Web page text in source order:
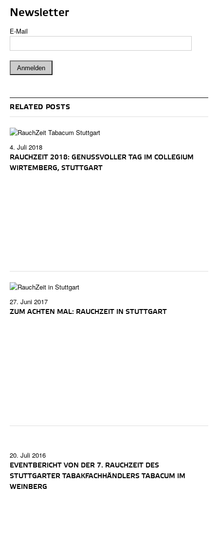
Newsletter
E-Mail
RELATED POSTS
4. Juli 2018
RAUCHZEIT 2018: GENUSSVOLLER TAG IM COLLEGIUM
WIRTEMBERG, STUTTGART
27. Juni 2017
ZUM ACHTEN MAL: RAUCHZEIT IN STUTTGART
20. Juli 2016
EVENTBERICHT VON DER 7. RAUCHZEIT DES
STUTTGARTER TABAKFACHHÄNDLERS TABACUM IM
WEINBERG